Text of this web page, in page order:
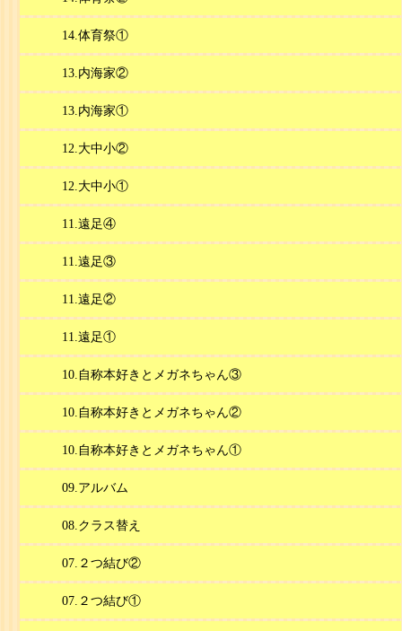
14.体育祭①
13.内海家②
13.内海家①
12.大中小②
12.大中小①
11.遠足④
11.遠足③
11.遠足②
11.遠足①
10.自称本好きとメガネちゃん③
10.自称本好きとメガネちゃん②
10.自称本好きとメガネちゃん①
09.アルバム
08.クラス替え
07.２つ結び②
07.２つ結び①